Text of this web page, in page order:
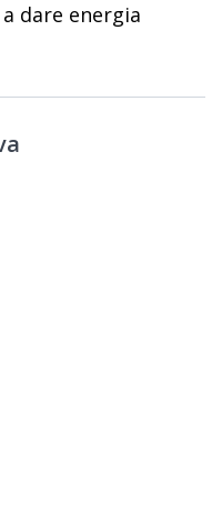
dare energia